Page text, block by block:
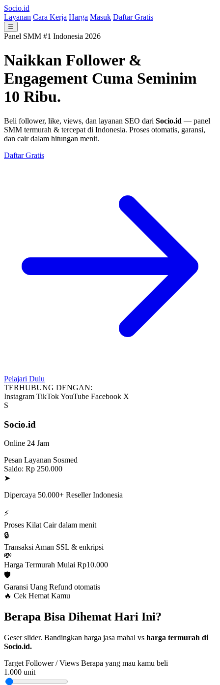
Socio.id
Layanan Cara Kerja Harga Masuk Daftar Gratis
☰
Panel SMM #1 Indonesia 2026
Naikkan Follower &
Engagement Cuma Seminim
10 Ribu.
Beli follower, like, views, dan layanan SEO dari Socio.id — panel
SMM termurah & tercepat di Indonesia. Proses otomatis, garansi,
dan cair dalam hitungan menit.
Daftar Gratis
Pelajari Dulu
TERHUBUNG DENGAN:
Instagram TikTokYouTube Facebook X
S
Socio.id
Online 24 Jam
Pesan Layanan Sosmed
Saldo: Rp 250.000
➤
Dipercaya 50.000+ Reseller Indonesia
⚡
Proses Kilat Cair dalam menit
🔒
Transaksi Aman SSL & enkripsi
💸
Harga Termurah Mulai Rp10.000
🛡️
Garansi Uang Refund otomatis
🔥 Cek Hemat Kamu
Berapa Bisa Dihemat Hari Ini?
Geser slider. Bandingkan harga jasa mahal vs harga termurah di
Socio.id.
Target Follower / Views Berapa yang mau kamu beli
1.000 unit